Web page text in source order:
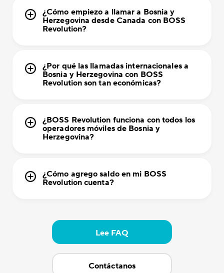
¿Cómo empiezo a llamar a Bosnia y
Herzegovina desde Canada con BOSS
Revolution?
¿Por qué las llamadas internacionales a
Bosnia y Herzegovina con BOSS
Revolution son tan económicas?
¿BOSS Revolution funciona con todos los
operadores móviles de Bosnia y
Herzegovina?
¿Cómo agrego saldo en mi BOSS
Revolution cuenta?
Lee FAQ
Contáctanos